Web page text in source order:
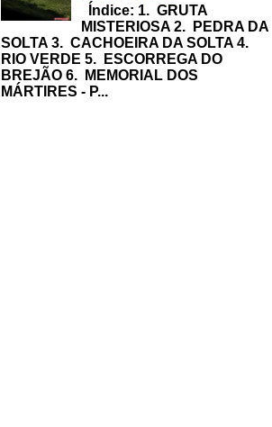
Índice: 1. GRUTA
MISTERIOSA 2. PEDRA DA
SOLTA 3. CACHOEIRA DA SOLTA 4.
RIO VERDE 5. ESCORREGA DO
BREJÃO 6. MEMORIAL DOS
MÁRTIRES - P...